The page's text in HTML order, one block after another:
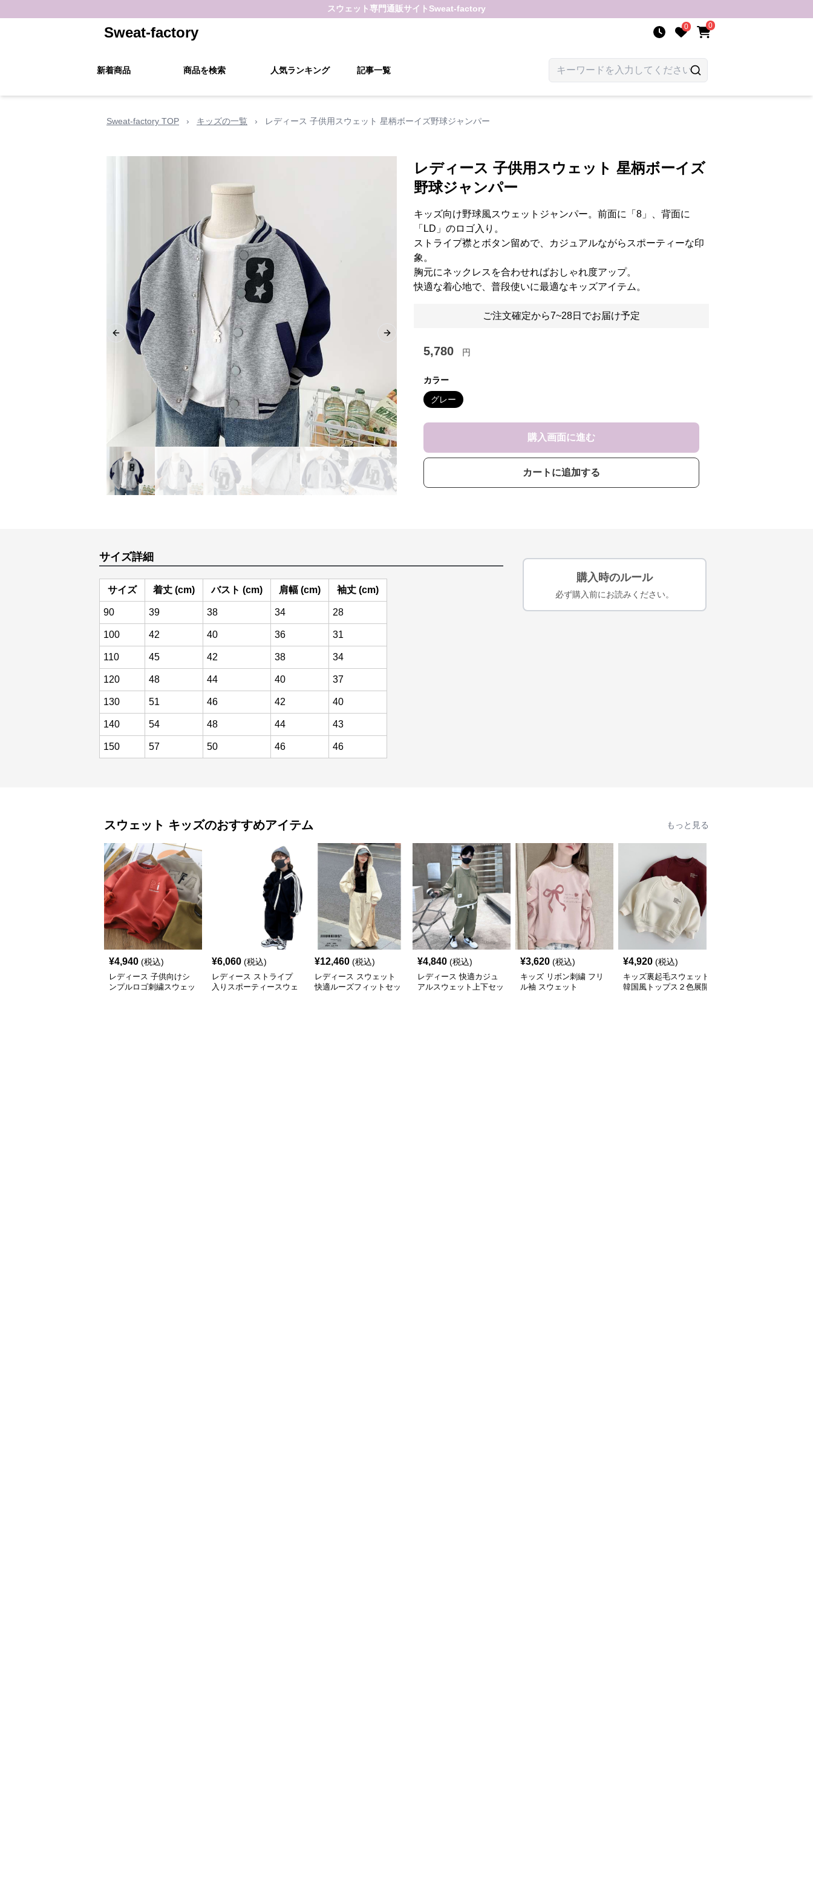
スウェット専門通販サイト Sweat-factory
Sweat-factory 0 0
新着商品 商品を検索 人気ランキング 記事一覧
Sweat-factory TOP › キッズの一覧 › レディース 子供用スウェット 星柄ボーイズ野球ジャンパー
Previous slide Next slide
レディース 子供用スウェット 星柄ボーイズ
野球ジャンパー
キッズ向け野球風スウェットジャンパー。前面に「8」、背面に
「LD」のロゴ入り。
ストライプ襟とボタン留めで、カジュアルながらスポーティーな印
象。
胸元にネックレスを合わせればおしゃれ度アップ。
快適な着心地で、普段使いに最適なキッズアイテム。
ご注文確定から7~28日でお届け予定
5,780 円
カラー
グレー
購入画面に進む
カートに追加する
サイズ詳細
サイズ 着丈 (cm) バスト (cm) 肩幅 (cm) 袖丈 (cm)
90 39 38 34 28
100 42 40 36 31
110 45 42 38 34
120 48 44 40 37
130 51 46 42 40
140 54 48 44 43
150 57 50 46 46
購入時のルール
必ず購入前にお読みください。
スウェット キッズのおすすめアイテム もっと見る
¥4,940 (税込)
レディース 子供向けシ
ンプルロゴ刺繍スウェッ
¥6,060 (税込)
レディース ストライプ
入りスポーティースウェ
¥12,460 (税込)
レディース スウェット
快適ルーズフィットセッ
¥4,840 (税込)
レディース 快適カジュ
アルスウェット上下セッ
¥3,620 (税込)
キッズ リボン刺繍 フリ
ル袖 スウェット
¥4,920 (税込)
キッズ裏起毛スウェット
韓国風トップス２色展開